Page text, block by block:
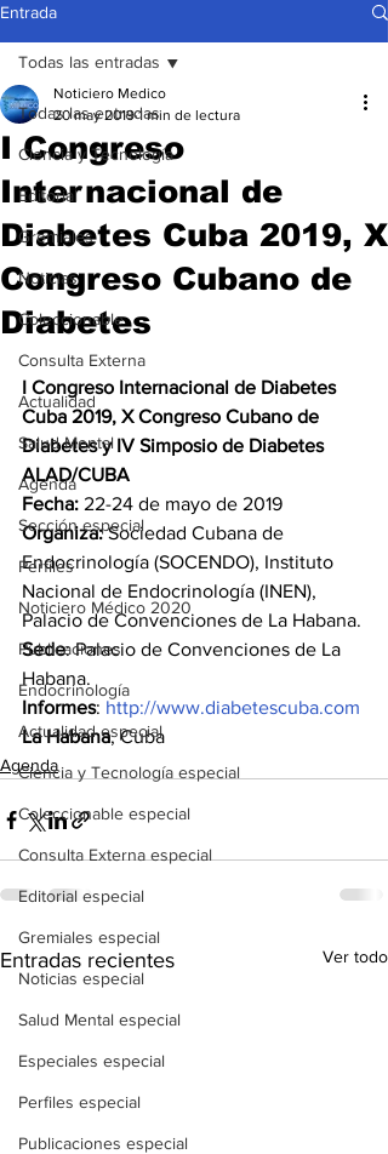
Entrada
Todas las entradas
Ciencia y Tecnología
Editorial
Gremiales
Noticias
Coleccionable
Consulta Externa
Actualidad
Salud Mental
Agenda
Sección especial
Perfiles
Noticiero Médico 2020
Publicaciones
Endocrinología
Actualidad especial
Ciencia y Tecnología especial
Coleccionable especial
Consulta Externa especial
Editorial especial
Gremiales especial
Noticias especial
Salud Mental especial
Especiales especial
Perfiles especial
Publicaciones especial
Todas las entradas
I Congreso
Internacional de
Diabetes Cuba 2019, X
Congreso Cubano de
Diabetes
Noticiero Medico
20 may 2019 1 min de lectura
I Congreso Internacional de Diabetes
Cuba 2019, X Congreso Cubano de
Diabetes y IV Simposio de Diabetes
ALAD/CUBA
Fecha: 22-24 de mayo de 2019
Organiza: Sociedad Cubana de
Endocrinología (SOCENDO), Instituto
Nacional de Endocrinología (INEN),
Palacio de Convenciones de La Habana.
Sede: Palacio de Convenciones de La
Habana.
Informes: http://www.diabetescuba.com
La Habana, Cuba
Agenda
Entradas recientes Ver todo